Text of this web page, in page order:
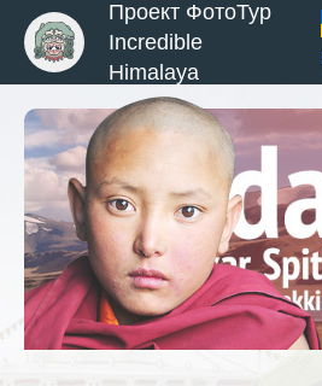
и Туры
Проект ФотоТур
Incredible
Himalaya